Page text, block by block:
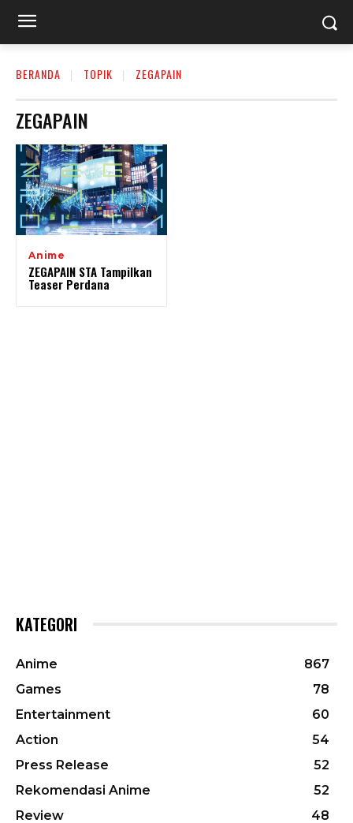
BERANDA TOPIK ZEGAPAIN
ZEGAPAIN
Anime
ZEGAPAIN STA Tampilkan
Teaser Perdana
KATEGORI
Anime
867
Games
78
Entertainment
60
Action
54
Press Release
52
Rekomendasi Anime
52
Review
48